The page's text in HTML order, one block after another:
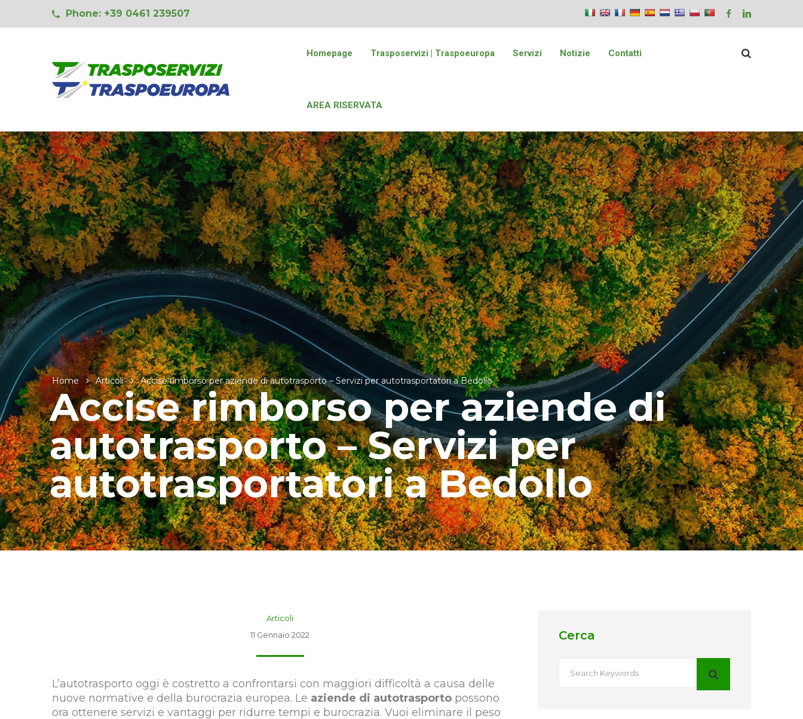
Phone: +39 0461 239507
Homepage Trasposervizi | Traspoeuropa Servizi Notizie Contatti
AREA RISERVATA
Home Articoli Accise rimborso per aziende di autotrasporto – Servizi per autotrasportatori a Bedollo
Accise rimborso per aziende di
autotrasporto – Servizi per
autotrasportatori a Bedollo
Articoli
11 Gennaio 2022
L’autotrasporto oggi è costretto a confrontarsi con maggiori difficoltà a causa delle
nuove normative e della burocrazia europea. Le aziende di autotrasporto possono
ora ottenere servizi e vantaggi per ridurre tempi e burocrazia. Vuoi eliminare il peso
Cerca